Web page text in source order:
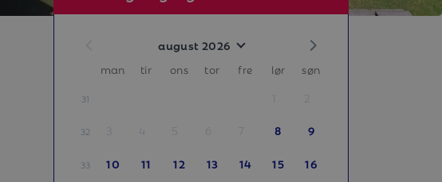
august 2026
man tir ons tor fre lør søn
31 2
32 3 4 5 6 7 8 9
33 10 11 12 13 14 15 16